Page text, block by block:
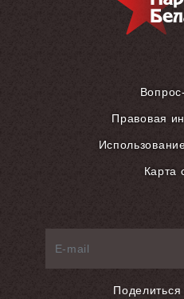
Правовая
Карта
Поделиться